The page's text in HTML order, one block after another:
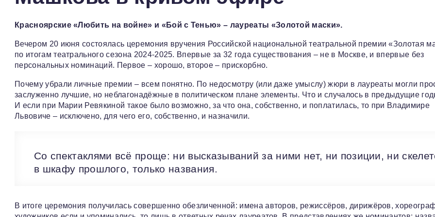
Красноярские «Любить на войне» и «Бой с Тенью» – лауреаты «Золотой маски».
Вечером 20 июня состоялась церемония вручения Российской национальной театральной премии «Золотая
по итогам театрального сезона 2024‑2025. Впервые за 32 года существования – не в Москве, и впервые без
персональных номинаций. Первое – хорошо, второе – прискорбно.
Почему убрали личные премии – всем понятно. По недосмотру (или даже умыслу) жюри в лауреаты могли
заслуженно лучшие, но неблагонадёжные в политическом плане элементы. Что и случалось в предыдущие
И если при Марии Ревякиной такое было возможно, за что она, собственно, и поплатилась, то при Владимире
Львовиче – исключено, для чего его, собственно, и назначили.
Со спектаклями всё проще: ни высказываний за ними нет, ни позиции, ни
в шкафу прошлого, только названия.
В итоге церемония получилась совершенно обезличенной: имена авторов, режиссёров, дирижёров,